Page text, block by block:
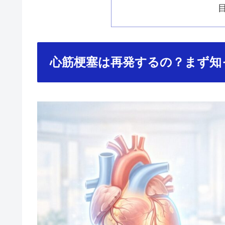
心筋梗塞は再発するの？まず